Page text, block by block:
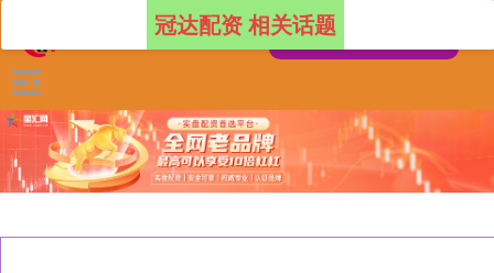
冠达配资 相关话题